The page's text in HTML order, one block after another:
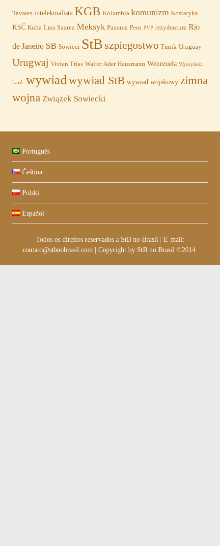
Tavares intelektualista KGB Kolumbia komunizm Kostaryka
KSČ Kuba Luis Suarez Meksyk Panama Peru PVP rezydentura Rio
de Janeiro SB Sowieci StB szpiegostwo Tunik Uruguay
Urugwaj Vivian Trías Walter Ader Hausmann Wenezuela Wyszyński
kard. wywiadwywiad StB wywiad wojskowy zimna
wojna Związek Sowiecki
Português
Čeština
Polski
Español
Todos os direitos reservados a StB no Brasil | E-mail:
contato@stbnobrasil.com | Copyright by StB no Brasil ©2014